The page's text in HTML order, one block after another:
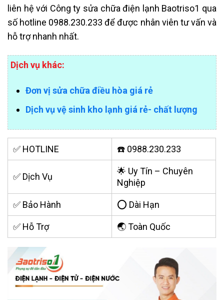
liên hệ với Công ty sửa chữa điện lạnh Baotriso1 qua
số hotline 0988.230.233 để được nhân viên tư vấn và
hỗ trợ nhanh nhất.
Dịch vụ khác:
Đơn vị sửa chữa điều hòa giá rẻ
Dịch vụ vệ sinh kho lạnh giá rẻ- chất lượng
✅ HOTLINE ☎️ 0988.230.233
✅ Dịch Vụ
🌟 Uy Tín – Chuyên
Nghiệp
✅ Bảo Hành ⭕ Dài Hạn
✅ Hỗ Trợ 🌏 Toàn Quốc